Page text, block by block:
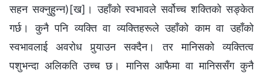
सहन सक्‍नुहुन्‍न)[ख]। उहाँको स्वभावले सर्वोच्‍च शक्तिको सङ्केत
गर्छ। कुनै पनि व्यक्ति वा व्यक्तिहरूले उहाँको काम वा उहाँको
स्वभावलाई अवरोध पुर्‍याउन सक्दैन। तर मानिसको व्यक्तित्व
पशुभन्दा अलिकति उच्‍च छ। मानिस आफैमा वा मानिससँग कुनै